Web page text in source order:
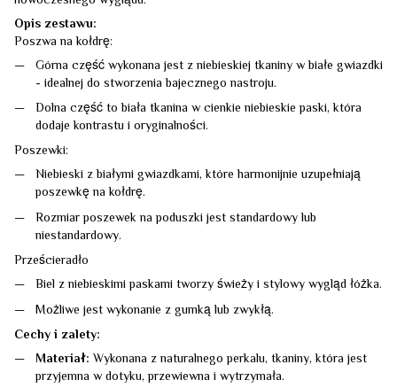
Opis zestawu:
Poszwa na kołdrę:
Górna część wykonana jest z niebieskiej tkaniny w białe gwiazdki
- idealnej do stworzenia bajecznego nastroju.
Dolna część to biała tkanina w cienkie niebieskie paski, która
dodaje kontrastu i oryginalności.
Poszewki:
Niebieski z białymi gwiazdkami, które harmonijnie uzupełniają
poszewkę na kołdrę.
Rozmiar poszewek na poduszki jest standardowy lub
niestandardowy.
Prześcieradło
Biel z niebieskimi paskami tworzy świeży i stylowy wygląd łóżka.
Możliwe jest wykonanie z gumką lub zwykłą.
Cechy i zalety:
Materiał:Wykonana z naturalnego perkalu, tkaniny, która jest
przyjemna w dotyku, przewiewna i wytrzymała.